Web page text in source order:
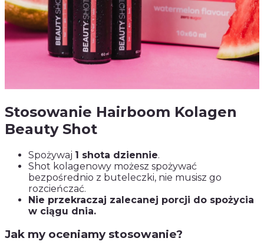
Stosowanie Hairboom Kolagen
Beauty Shot
Spożywaj 1 shota dziennie.
Shot kolagenowy możesz spożywać
bezpośrednio z buteleczki, nie musisz go
rozcieńczać.
Nie przekraczaj zalecanej porcji do spożycia
w ciągu dnia.
Jak my oceniamy stosowanie?